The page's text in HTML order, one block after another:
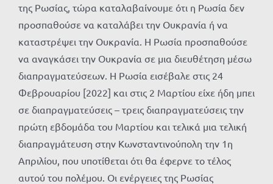
της Ρωσίας, τώρα καταλαβαίνουμε ότι η Ρωσία δεν
προσπαθούσε να καταλάβει την Ουκρανία ή να
καταστρέψει την Ουκρανία. Η Ρωσία προσπαθούσε
να αναγκάσει την Ουκρανία σε μια διευθέτηση μέσω
διαπραγματεύσεων. Η Ρωσία εισέβαλε στις 24
Φεβρουαρίου [2022] και στις 2 Μαρτίου είχε ήδη μπει
σε διαπραγματεύσεις – τρεις διαπραγματεύσεις την
πρώτη εβδομάδα του Μαρτίου και τελικά μια τελική
διαπραγμάτευση στην Κωνσταντινούπολη την 1η
Απριλίου, που υποτίθεται ότι θα έφερνε το τέλος
αυτού του πολέμου. Οι ενέργειες της Ρωσίας